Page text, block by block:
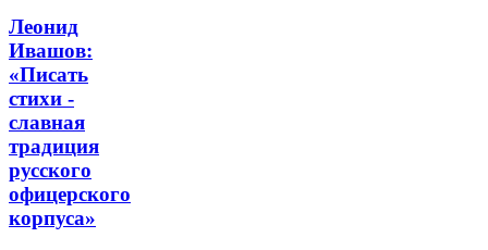
Леонид
Ивашов:
«Писать
стихи -
славная
традиция
русского
офицерского
корпуса»